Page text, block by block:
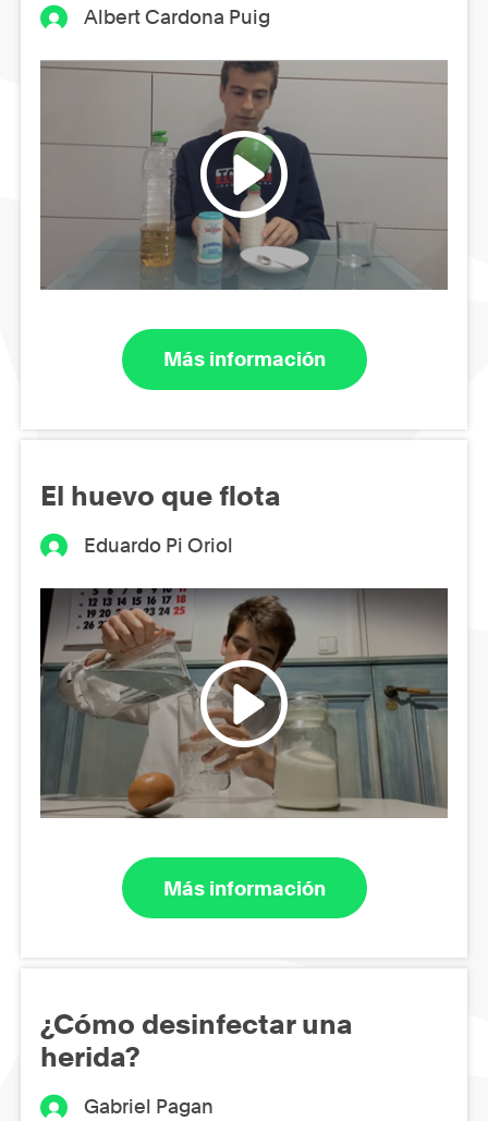
Albert Cardona Puig
Más información
El huevo que flota
Eduardo Pi Oriol
Más información
¿Cómo desinfectar una
herida?
Gabriel Pagan